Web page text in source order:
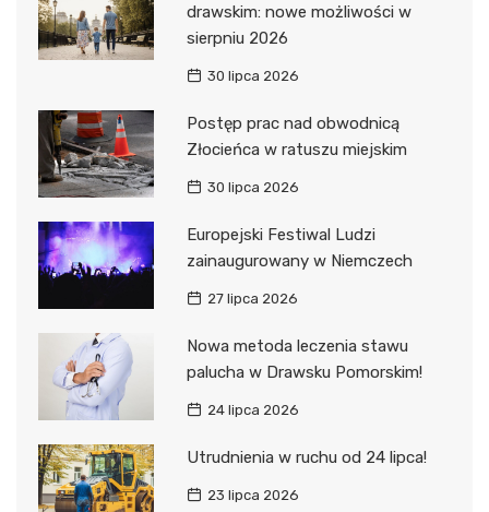
drawskim: nowe możliwości w
sierpniu 2026
30 lipca 2026
Postęp prac nad obwodnicą
Złocieńca w ratuszu miejskim
30 lipca 2026
Europejski Festiwal Ludzi
zainaugurowany w Niemczech
27 lipca 2026
Nowa metoda leczenia stawu
palucha w Drawsku Pomorskim!
24 lipca 2026
Utrudnienia w ruchu od 24 lipca!
23 lipca 2026